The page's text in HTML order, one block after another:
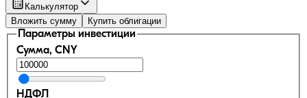
Калькулятор
Вложить сумму
Купить облигации
Параметры инвестиции
Сумма, CNY
НДФЛ